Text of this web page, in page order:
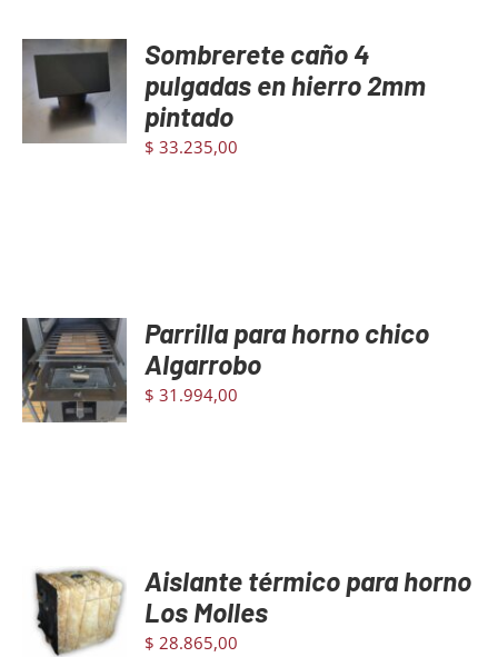
AGREGAR
CARRITO
/
DETAILS
Sombrerete caño 4
pulgadas en hierro 2mm
pintado
$ 33.235,00
AGREGAR
AL
CARRITO
/
DETAILS
Parrilla para horno chico
Algarrobo
$ 31.994,00
AGREGAR
AL
CARRITO
/
Aislante térmico para horno
Los Molles
$ 28.865,00